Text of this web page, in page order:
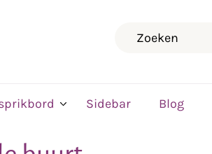
Sidebar Blog